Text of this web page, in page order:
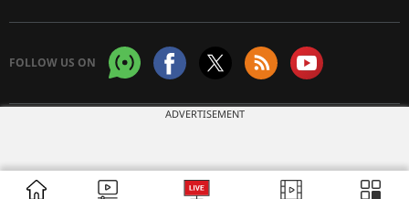
FOLLOW US ON
ADVERTISEMENT